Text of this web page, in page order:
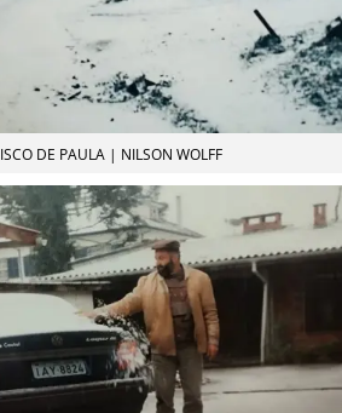
DE PAULA | NILSON WOLFF